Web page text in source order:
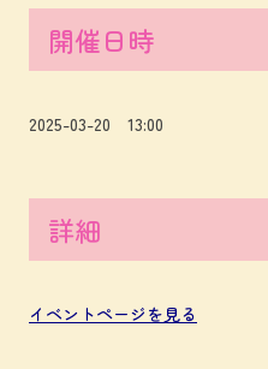
開催日時
2025-03-20 13:00
詳細
イベントページを見る